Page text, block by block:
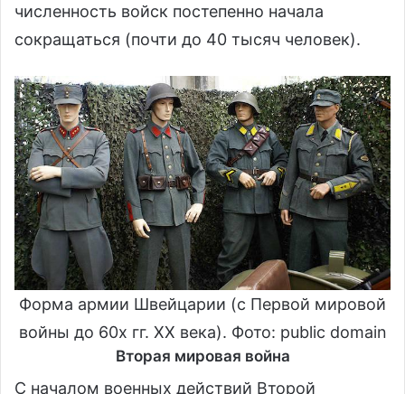
численность войск постепенно начала
сокращаться (почти до 40 тысяч человек).
Форма армии Швейцарии (с Первой мировой
войны до 60х гг. XX века). Фото: public domain
Вторая мировая война
С началом военных действий Второй